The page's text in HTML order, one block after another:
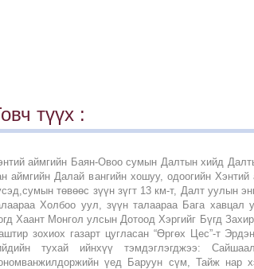
түүх :
аймгийн Баян-Овоо сумын Далтын хийд
аймгийн Далай вангийн хошуу, одоогийн
төвөөс зүүн зүгт 13 км-т, Далт уулын
Холбоо уул, зүүн талаараа Бага хавцал
Хаант Монгол улсын Дотоод Хэргийг Бүгд
зохиох газарт цугласан “Өргөх Цес”-т
тухай ийнхүү тэмдэглэгджээ:
үед Баруун сүм, Тайж нар